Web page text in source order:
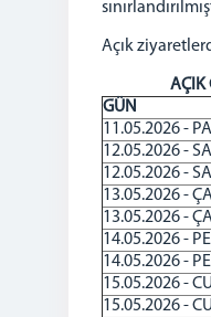
Açık
AÇIK
GÜN
11.05.2026 -
12.05.2026 -
12.05.2026 -
13.05.2026 -
13.05.2026 -
14.05.2026 -
14.05.2026 -
15.05.2026 -
15.05.2026 -